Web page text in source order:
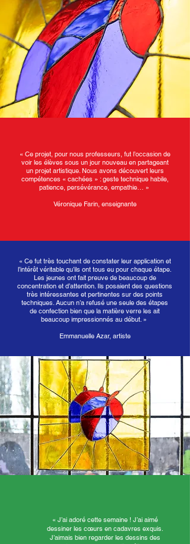
« Ce projet, pour nous professeurs, fut l’occasion de
voir les élèves sous un jour nouveau en partageant
un projet artistique. Nous avons découvert leurs
compétences « cachées » : geste technique habile,
patience, persévérance, empathie… »
Véronique Farin, enseignante
« Ce fut très touchant de constater leur application et
l’intérêt véritable qu’ils ont tous eu pour chaque étape.
Les jeunes ont fait preuve de beaucoup de
concentration et d’attention. Ils posaient des questions
très intéressantes et pertinentes sur des points
techniques. Aucun n’a refusé une seule des étapes
de confection bien que la matière verre les ait
beaucoup impressionnés au début. »
Emmanuelle Azar, artiste
« J’ai adoré cette semaine ! J’ai aimé
dessiner les cœurs en cadavres exquis.
J’aimais bien regarder les dessins des